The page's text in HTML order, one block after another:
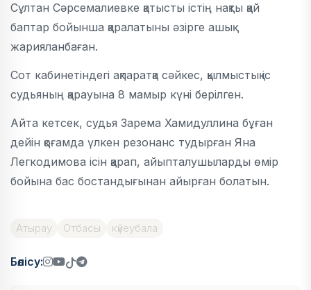
Сұлтан Сәрсемалиевке қатысты істің нақты қай
баптар бойынша қаралатыны әзірге ашық
жарияланбаған.
Сот кабинетіндегі ақпаратқа сәйкес, қылмыстық іс
судьяның қарауына 8 мамыр күні берілген.
Айта кетсек, судья Зарема Хамидуллина бұған
дейін қоғамда үлкен резонанс тудырған Яна
Легкодимова ісін қарап, айыпталушыларды өмір
бойына бас бостандығынан айырған болатын.
Атырау Отбасы күйеубала
Бөлісу: